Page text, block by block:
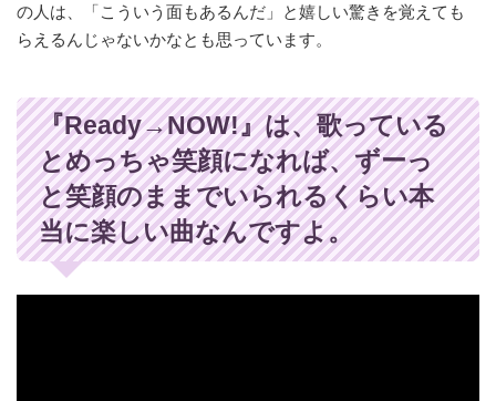
の人は、「こういう面もあるんだ」と嬉しい驚きを覚えても
らえるんじゃないかなとも思っています。
『Ready→NOW!』は、歌っている
とめっちゃ笑顔になれば、ずーっ
と笑顔のままでいられるくらい本
当に楽しい曲なんですよ。